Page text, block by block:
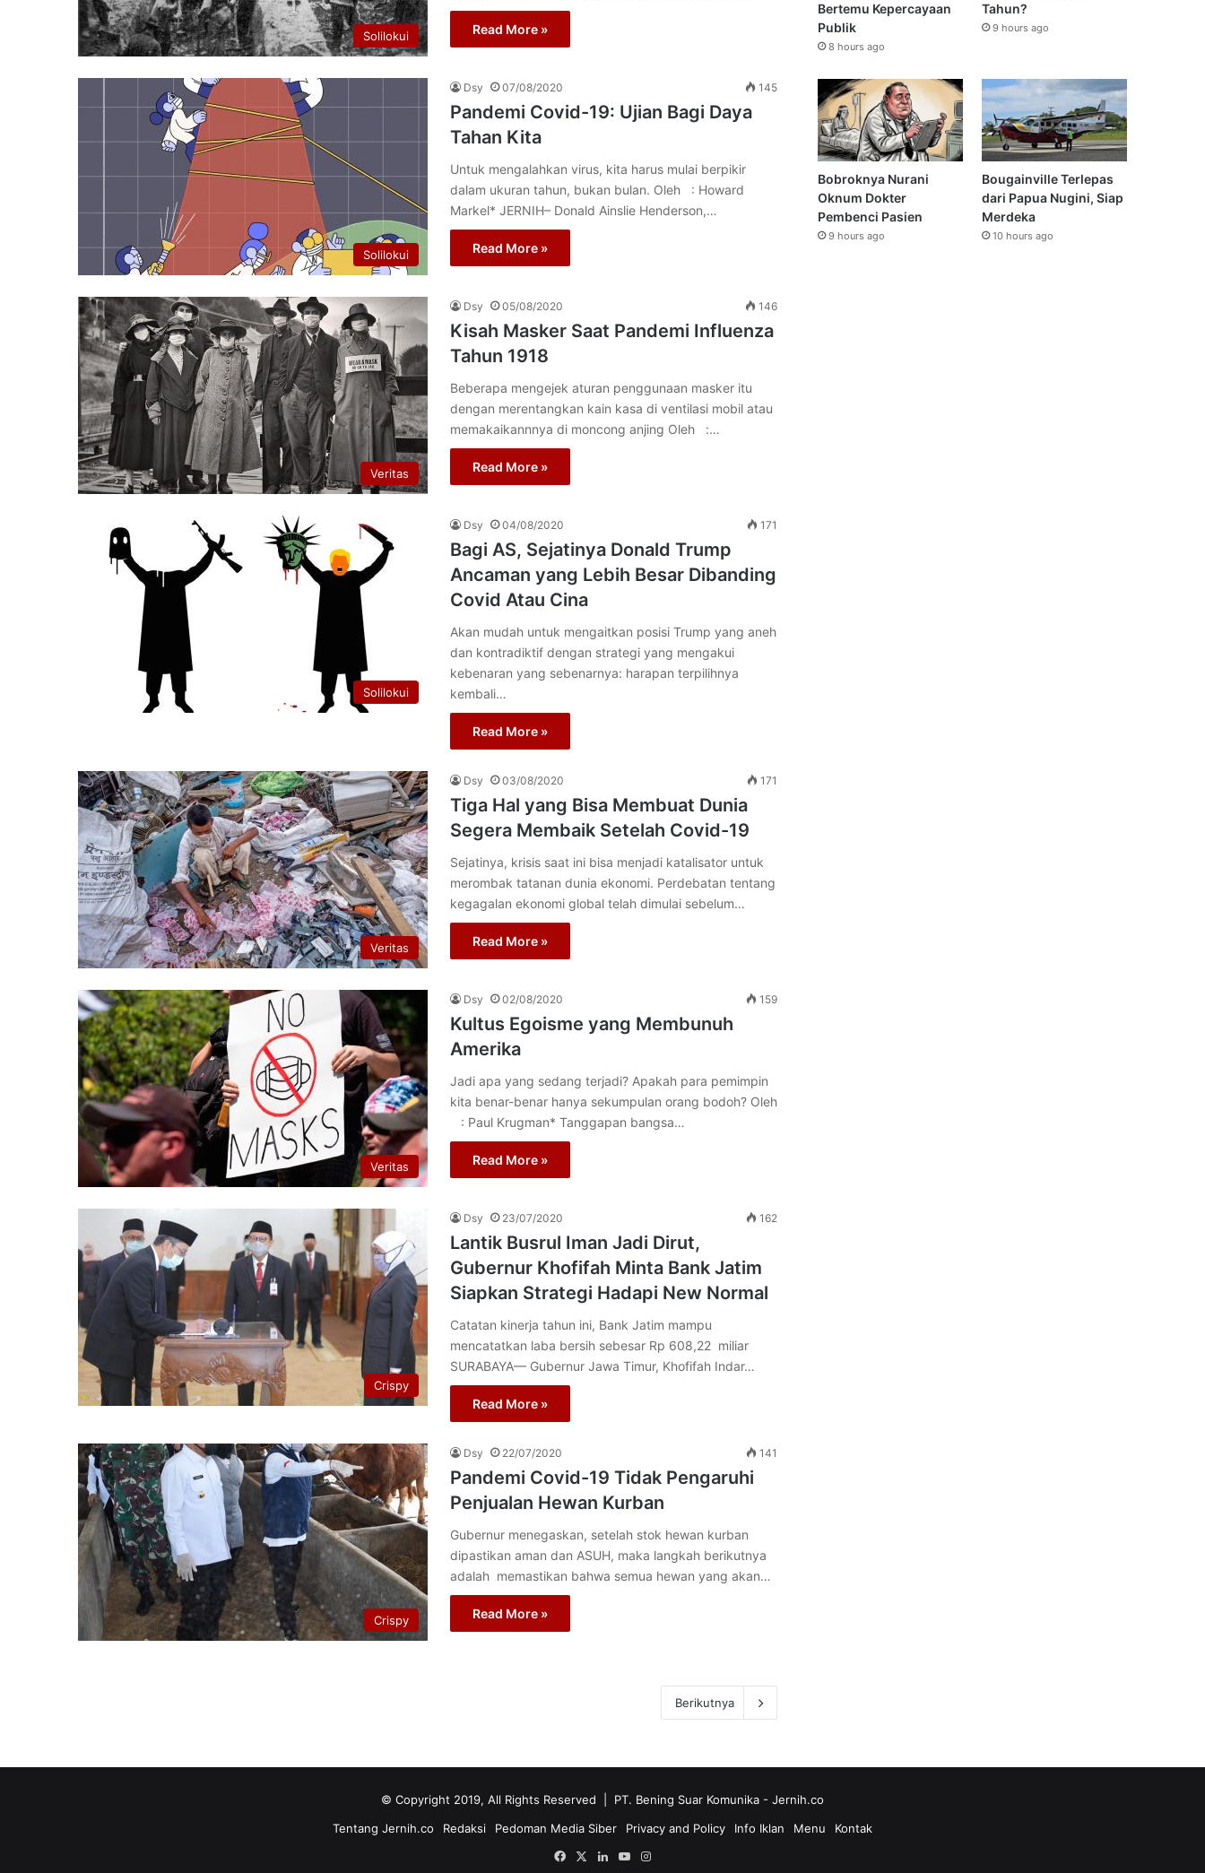
Solilokui Read More »
Solilokui
Dsy 07/08/2020 145
Pandemi Covid-19: Ujian Bagi Daya
Tahan Kita
Untuk mengalahkan virus, kita harus mulai berpikir
dalam ukuran tahun, bukan bulan. Oleh : Howard
Markel* JERNIH– Donald Ainslie Henderson,…
Read More »
Veritas
Dsy 05/08/2020 146
Kisah Masker Saat Pandemi Influenza
Tahun 1918
Beberapa mengejek aturan penggunaan masker itu
dengan merentangkan kain kasa di ventilasi mobil atau
memakaikannnya di moncong anjing Oleh :…
Read More »
Solilokui
Dsy 04/08/2020 171
Bagi AS, Sejatinya Donald Trump
Ancaman yang Lebih Besar Dibanding
Covid Atau Cina
Akan mudah untuk mengaitkan posisi Trump yang aneh
dan kontradiktif dengan strategi yang mengakui
kebenaran yang sebenarnya: harapan terpilihnya
kembali…
Read More »
Veritas
Dsy 03/08/2020 171
Tiga Hal yang Bisa Membuat Dunia
Segera Membaik Setelah Covid-19
Sejatinya, krisis saat ini bisa menjadi katalisator untuk
merombak tatanan dunia ekonomi. Perdebatan tentang
kegagalan ekonomi global telah dimulai sebelum…
Read More »
Veritas
Dsy 02/08/2020 159
Kultus Egoisme yang Membunuh
Amerika
Jadi apa yang sedang terjadi? Apakah para pemimpin
kita benar-benar hanya sekumpulan orang bodoh? Oleh
: Paul Krugman* Tanggapan bangsa…
Read More »
Crispy
Dsy 23/07/2020 162
Lantik Busrul Iman Jadi Dirut,
Gubernur Khofifah Minta Bank Jatim
Siapkan Strategi Hadapi New Normal
Catatan kinerja tahun ini, Bank Jatim mampu
mencatatkan laba bersih sebesar Rp 608,22 miliar
SURABAYA— Gubernur Jawa Timur, Khofifah Indar…
Read More »
Crispy
Dsy 22/07/2020 141
Pandemi Covid-19 Tidak Pengaruhi
Penjualan Hewan Kurban
Gubernur menegaskan, setelah stok hewan kurban
dipastikan aman dan ASUH, maka langkah berikutnya
adalah memastikan bahwa semua hewan yang akan…
Read More »
Berikutnya
Bertemu Kepercayaan
Publik
8 hours ago
Tahun?
9 hours ago
Bobroknya Nurani
Oknum Dokter
Pembenci Pasien
9 hours ago
Bougainville Terlepas
dari Papua Nugini, Siap
Merdeka
10 hours ago
© Copyright 2019, All Rights Reserved | PT. Bening Suar Komunika - Jernih.co
Tentang Jernih.co
Redaksi Pedoman Media Siber Privacy and Policy Info Iklan Menu
Kontak
Facebook
X LinkedInYouTubeInstagram